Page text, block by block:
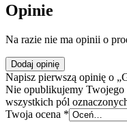
Opinie
Na razie nie ma opinii o
Dodaj opinię
Napisz pierwszą opinię o
Nie opublikujemy Twojego
wszystkich pól
Twoja ocena *